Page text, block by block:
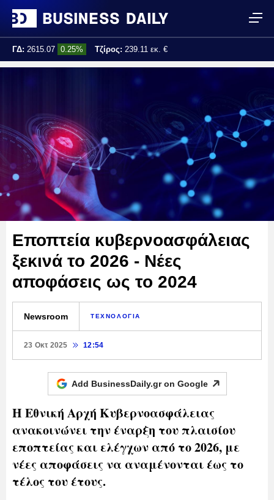
ΓΔ: 2615.07 0.25% Τζίρος: 239.11 εκ. €
Εποπτεία κυβερνοασφάλειας
ξεκινά το 2026 - Νέες
αποφάσεις ως το 2024
Newsroom ΤΕΧΝΟΛΟΓΙΑ
23 Οκτ 2025 12:54
Add BusinessDaily.gr on Google
Η Εθνική Αρχή Κυβερνοασφάλειας
ανακοινώνει την έναρξη του πλαισίου
εποπτείας και ελέγχων από το 2026, με
νέες αποφάσεις να αναμένονται έως το
τέλος του έτους.